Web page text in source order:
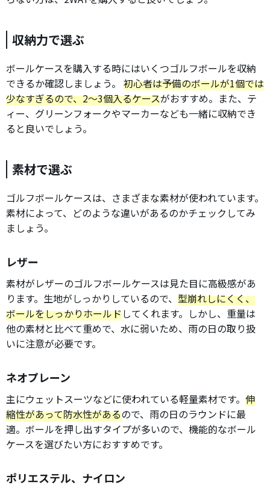
収納力で選ぶ
ボールケースを購入する時にはいくつゴルフボールを収納
できるか確認しましょう。 初心者は予備のボールが1個では
少なすぎるので、2～3個入るケースがおすすめ。また、テ
ィー、グリーンフォークやマーカーなども一緒に収納でき
ると良いでしょう。
素材で選ぶ
ゴルフボールケースは、さまざまな素材が使われています。
素材によって、どのような違いがあるのかチェックしてみ
ましょう。
レザー
素材がレザーのゴルフボールケースは見た目に高級感があ
ります。生地がしっかりしているので、 型崩れしにくく、
ボールをしっかりホールドしてくれます。しかし、重量は
他の素材と比べて重めで、水に弱いため、雨の日の取り扱
いに注意が必要です。
ネオプレーン
主にウェットスーツなどに使われている軽量素材です。 伸
縮性があって防水性があるので、雨の日のラウンドに最
適。ボールを押し出すタイプが多いので、機能的なボール
ケースを選びたい方におすすめです。
ポリエステル、ナイロン